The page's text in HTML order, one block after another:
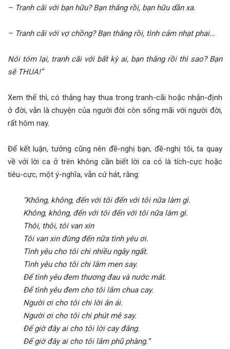
– Tranh cãi với bạn hữu? Bạn thắng rồi, bạn hữu dần xa.
– Tranh cãi với vợ chồng? Bạn thắng rồi, tình cảm nhạt phai…
Nói tóm lại, tranh cãi với bất kỳ ai, bạn thắng rồi thì sao? Bạn
sẽ THUA!”
Xem thế thì, có thắng hay thua trong tranh-cãi hoặc nhận-định
ở đời, vẫn là chuyện của người đời còn sống mãi với người đời,
rất hôm nay.
Để kết luận, tưởng cũng nên đề-nghị bạn, đề-nghị tôi, ta quay
về với lời ca ở trên không cần biết lời ca có là tích-cực hoặc
tiêu-cực, một ý-nghĩa, vẫn cứ hát, rằng:
“Không, không, đến với tôi đến với tôi nữa làm gì.
Không, không, đến với tôi đến với tôi nữa làm gì.
Thôi, thôi, tôi van xin
Tôi van xin đừng đến nữa tình yêu ơi.
Tình yêu cho tôi chi nhiều ngây ngất.
Tình yêu cho tôi chi lắm men say.
Để tình yêu đem thương đau và nước mắt.
Để tình yêu đem cho tôi lắm chua cay.
Người ơi cho tôi chi lời ân ái.
Người ơi cho tôi chi phút mê say.
Để giờ đây ai cho tôi lời cay đắng.
Để giờ đây ai cho tôi lắm phũ phàng.”